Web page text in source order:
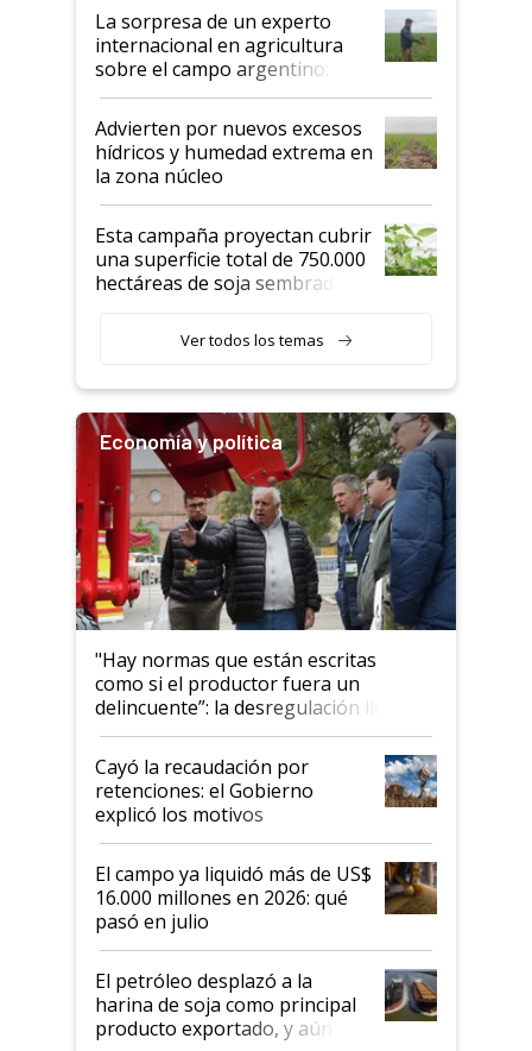
La sorpresa de un experto
internacional en agricultura
sobre el campo argentino:
"Estoy muy impresionado"
Advierten por nuevos excesos
hídricos y humedad extrema en
la zona núcleo
Esta campaña proyectan cubrir
una superficie total de 750.000
hectáreas de soja sembradas
variedades que marcan un
salto tecnológico en genética y
Ver todos los temas
Economía y política
"Hay normas que están escritas
como si el productor fuera un
delincuente”: la desregulación llegó
al Congreso Aapresid y hasta se
habló del financiamiento al IPCVA
Cayó la recaudación por
retenciones: el Gobierno
explicó los motivos
El campo ya liquidó más de US$
16.000 millones en 2026: qué
pasó en julio
El petróleo desplazó a la
harina de soja como principal
producto exportado, y aún así